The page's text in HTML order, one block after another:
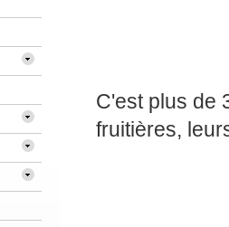
C'est plus de
fruitières,